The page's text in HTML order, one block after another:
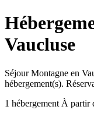
Vaucluse
Séjour Montagne en
hébergement(s).
1 hébergement À partir